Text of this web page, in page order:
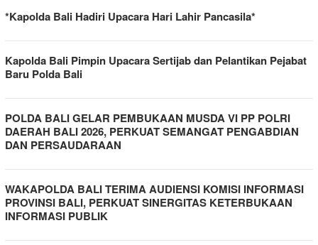
*Kapolda Bali Hadiri Upacara Hari Lahir Pancasila*
Kapolda Bali Pimpin Upacara Sertijab dan Pelantikan Pejabat
Baru Polda Bali
POLDA BALI GELAR PEMBUKAAN MUSDA VI PP POLRI
DAERAH BALI 2026, PERKUAT SEMANGAT PENGABDIAN
DAN PERSAUDARAAN
WAKAPOLDA BALI TERIMA AUDIENSI KOMISI INFORMASI
PROVINSI BALI, PERKUAT SINERGITAS KETERBUKAAN
INFORMASI PUBLIK